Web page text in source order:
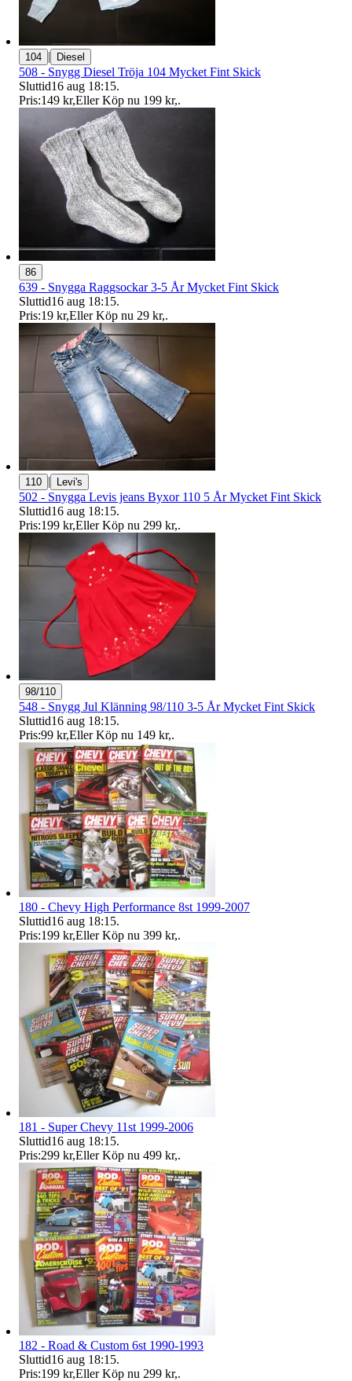
104 | Diesel
508 - Snygg Diesel Tröja 104 Mycket Fint Skick
Sluttid16 aug 18:15.
Pris:149 kr,Eller Köp nu 199 kr,.
86
639 - Snygga Raggsockar 3-5 År Mycket Fint Skick
Sluttid16 aug 18:15.
Pris:19 kr,Eller Köp nu 29 kr,.
110 | Levi's
502 - Snygga Levis jeans Byxor 110 5 År Mycket Fint Skick
Sluttid16 aug 18:15.
Pris:199 kr,Eller Köp nu 299 kr,.
98/110
548 - Snygg Jul Klänning 98/110 3-5 År Mycket Fint Skick
Sluttid16 aug 18:15.
Pris:99 kr,Eller Köp nu 149 kr,.
180 - Chevy High Performance 8st 1999-2007
Sluttid16 aug 18:15.
Pris:199 kr,Eller Köp nu 399 kr,.
181 - Super Chevy 11st 1999-2006
Sluttid16 aug 18:15.
Pris:299 kr,Eller Köp nu 499 kr,.
182 - Road & Custom 6st 1990-1993
Sluttid16 aug 18:15.
Pris:199 kr,Eller Köp nu 299 kr,.